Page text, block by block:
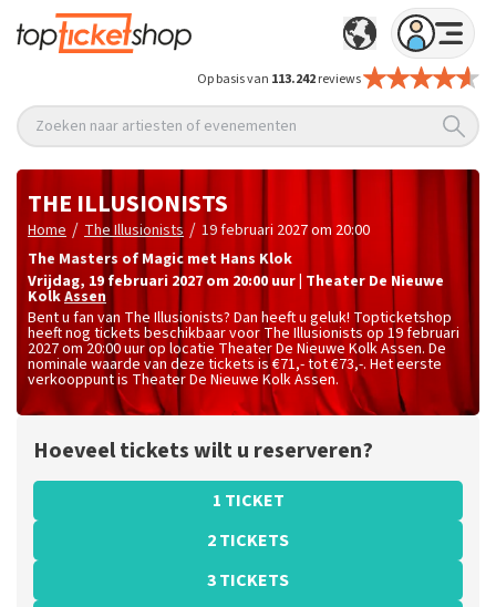
Op basis van 113.242reviews
Zoeken naar artiesten of evenementen
THE ILLUSIONISTS
Home / The Illusionists / 19 februari 2027 om 20:00
The Masters of Magic met Hans Klok
vrijdag, 19 februari 2027 om 20:00 uur Theater De Nieuwe
KolkAssen
Bent u fan van The Illusionists? Dan heeft u geluk! Topticketshop
heeft nog tickets beschikbaar voor The Illusionists op 19 februari
2027 om 20:00 uur op locatie Theater De Nieuwe Kolk Assen. De
nominale waarde van deze tickets is €71,- tot €73,-. Het eerste
verkooppunt is Theater De Nieuwe Kolk Assen.
Hoeveel tickets wilt u reserveren?
1 TICKET
2 TICKETS
3 TICKETS